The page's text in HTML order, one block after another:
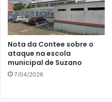
Nota da Contee sobre o
ataque na escola
municipal de Suzano
7/04/2026